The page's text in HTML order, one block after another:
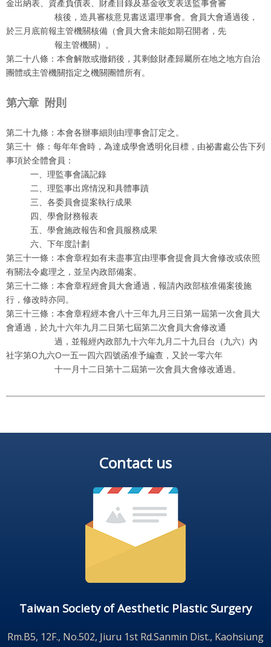
金出納表、資產負債表、財產目錄及基金收支表送監事會審
核後，造具審核意見書送還理事會。會員大會通過後，
於三月底前報主管機關核備（會員大會未能如期召開者，先
報主管機關）。
第二十八條：本會解散或撤銷後，其剩餘財產歸屬所在地之地方自治
團體或主管機關指定之機關團體所有。
第六章 附則
第二十九條：本會各辦事細則由理事會訂定之。
第三十 條：每年年會時，為達成學會透明化目標，由祕書處公告下列
事項於全體會員：
一、理監事會議記錄
二、理監事出席情況和具體事蹟
三、各委員會提案執行成果
四、學會財務報表
五、學會施政報告和會員服務成果
六、下年度計劃
第三十一條：本會章程如有未盡事宜由理事會提會員大會修改或依照
有關法令處理之，並呈內政部備案。
第三十二條：本會章程經會員大會通過，報請內政部核准備案後施
行，修改時亦同。
第三十三條：本會章程經本會八十三年九月三日第一屆第一次會員大
會通過，於九十六年九月二日第七屆第二次會員大會修改通
過，並報經內政部九十六年九月二十九日台（九六）內
社字第O九六O一五一四六四號函准予編查，又於一零六年
十一月十二日第十二屆第一次會員大會修改通過。
Contact us
Taiwan Society of Aesthetic Plastic Surgery
Rm.B5, 12F., No.502, Jiuru 1st Rd.Sanmin Dist., Kaohsiung